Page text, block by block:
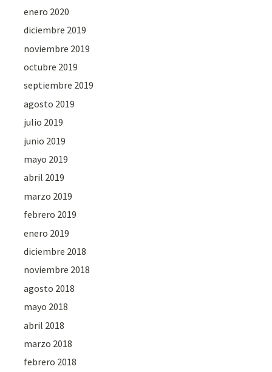
enero 2020
diciembre 2019
noviembre 2019
octubre 2019
septiembre 2019
agosto 2019
julio 2019
junio 2019
mayo 2019
abril 2019
marzo 2019
febrero 2019
enero 2019
diciembre 2018
noviembre 2018
agosto 2018
mayo 2018
abril 2018
marzo 2018
febrero 2018